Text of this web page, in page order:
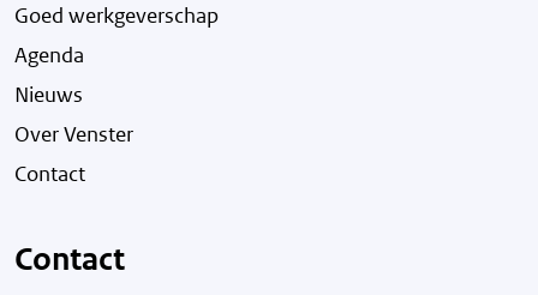
Goed werkgeverschap
Agenda
Nieuws
Over Venster
Contact
Contact